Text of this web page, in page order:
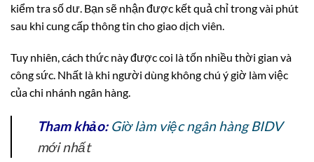
kiểm tra số dư. Bạn sẽ nhận được kết quả chỉ trong vài phút
sau khi cung cấp thông tin cho giao dịch viên.
Tuy nhiên, cách thức này được coi là tốn nhiều thời gian và
công sức. Nhất là khi người dùng không chú ý giờ làm việc
của chi nhánh ngân hàng.
Tham khảo: Giờ làm việc ngân hàng BIDV
mới nhất